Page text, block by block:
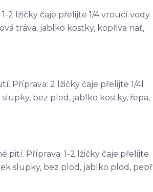
2 lžičky čaje přelijte 1/4 vroucí vody.
tráva, jablko kostky, kopřiva nať,
Příprava: 2 lžičky čaje přelijte 1/4l
bez plod, jablko kostky, řepa,
pití. Příprava: 1-2 lžičky čaje přelijte
slupky, bez plod, jablko plod, pepř